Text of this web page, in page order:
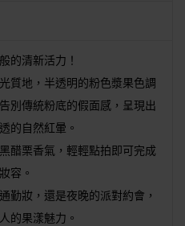
的清新活力！
質地，半透明的粉色漿果色調
別傳統粉底的假面感，呈現出
的自然紅暈。
醋栗香氣，輕輕點拍即可完成
容。
勤妝，還是夜晚的派對約會，
的果漾魅力。